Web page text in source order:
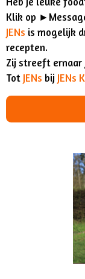
Klik op
JENs is mogelijk
recepten.
Zij streeft ernaar
Tot JENs bij JENs